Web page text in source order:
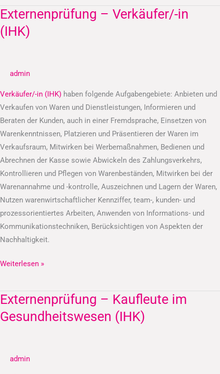
Externenprüfung – Verkäufer/-in
(IHK)
admin
Verkäufer/-in (IHK) haben folgende Aufgabengebiete: Anbieten und
Verkaufen von Waren und Dienstleistungen, Informieren und
Beraten der Kunden, auch in einer Fremdsprache, Einsetzen von
Warenkenntnissen, Platzieren und Präsentieren der Waren im
Verkaufsraum, Mitwirken bei Werbemaßnahmen, Bedienen und
Abrechnen der Kasse sowie Abwickeln des Zahlungsverkehrs,
Kontrollieren und Pflegen von Warenbeständen, Mitwirken bei der
Warenannahme und -kontrolle, Auszeichnen und Lagern der Waren,
Nutzen warenwirtschaftlicher Kennziffer, team-, kunden- und
prozessorientiertes Arbeiten, Anwenden von Informations- und
Kommunikationstechniken, Berücksichtigen von Aspekten der
Nachhaltigkeit.
Externenprüfung
–
Verkäufer/-
Weiterlesen »
Externenprüfung – Kaufleute im
Gesundheitswesen (IHK)
admin
Externenprüfung
–
Kaufleute
(IHK)